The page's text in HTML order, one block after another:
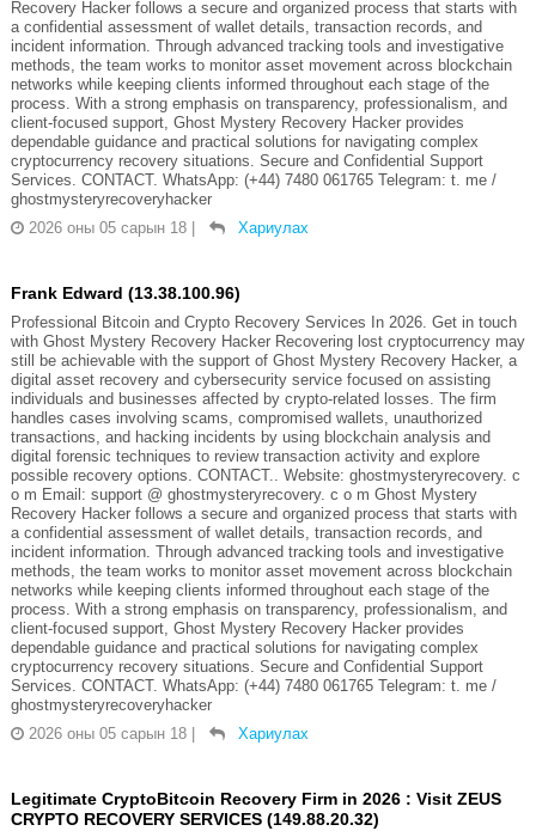
Recovery Hacker follows a secure and organized process that starts with
a confidential assessment of wallet details, transaction records, and
incident information. Through advanced tracking tools and investigative
methods, the team works to monitor asset movement across blockchain
networks while keeping clients informed throughout each stage of the
process. With a strong emphasis on transparency, professionalism, and
client-focused support, Ghost Mystery Recovery Hacker provides
dependable guidance and practical solutions for navigating complex
cryptocurrency recovery situations. Secure and Confidential Support
Services. CONTACT. WhatsApp: (+44) 7480 061765 Telegram: t. me /
ghostmysteryrecoveryhacker
2026 оны 05 сарын 18 | Хариулах
Frank Edward (13.38.100.96)
Professional Bitcoin and Crypto Recovery Services In 2026. Get in touch
with Ghost Mystery Recovery Hacker Recovering lost cryptocurrency may
still be achievable with the support of Ghost Mystery Recovery Hacker, a
digital asset recovery and cybersecurity service focused on assisting
individuals and businesses affected by crypto-related losses. The firm
handles cases involving scams, compromised wallets, unauthorized
transactions, and hacking incidents by using blockchain analysis and
digital forensic techniques to review transaction activity and explore
possible recovery options. CONTACT.. Website: ghostmysteryrecovery. c
o m Email: support @ ghostmysteryrecovery. c o m Ghost Mystery
Recovery Hacker follows a secure and organized process that starts with
a confidential assessment of wallet details, transaction records, and
incident information. Through advanced tracking tools and investigative
methods, the team works to monitor asset movement across blockchain
networks while keeping clients informed throughout each stage of the
process. With a strong emphasis on transparency, professionalism, and
client-focused support, Ghost Mystery Recovery Hacker provides
dependable guidance and practical solutions for navigating complex
cryptocurrency recovery situations. Secure and Confidential Support
Services. CONTACT. WhatsApp: (+44) 7480 061765 Telegram: t. me /
ghostmysteryrecoveryhacker
2026 оны 05 сарын 18 | Хариулах
Legitimate CryptoBitcoin Recovery Firm in 2026 : Visit ZEUS
CRYPTO RECOVERY SERVICES (149.88.20.32)